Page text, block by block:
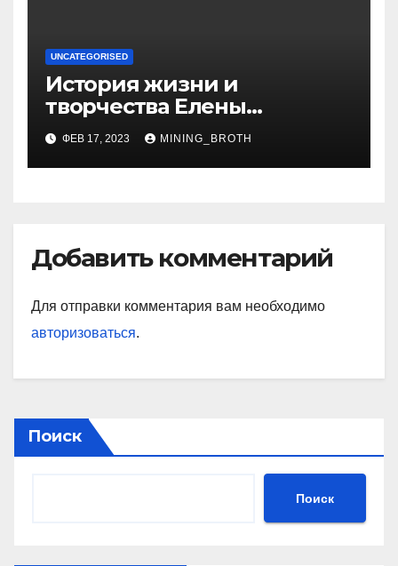
UNCATEGORISED
История жизни и
творчества Елены
Дубровской — биография,
достижения, интересные
факты
ФЕВ 17, 2023 MINING_BROTH
Добавить комментарий
Для отправки комментария вам необходимо
авторизоваться.
Поиск
Поиск